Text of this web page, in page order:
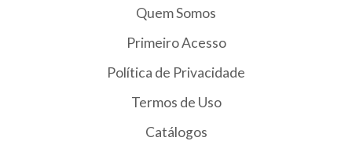
Quem Somos
Primeiro Acesso
Política de Privacidade
Termos de Uso
Catálogos